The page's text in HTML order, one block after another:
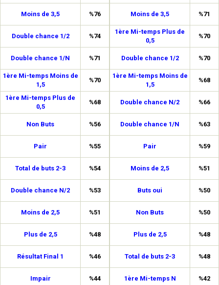
Moins de 3,5 %76
Double chance 1/2 %74
Double chance 1/N %71
1ère Mi-temps Moins de
1,5
%70
1ère Mi-temps Plus de
0,5
%68
Non Buts %56
Pair %55
Total de buts 2-3 %54
Double chance N/2 %53
Moins de 2,5 %51
Plus de 2,5 %48
Résultat Final 1 %46
Impair %44
Moins de 3,5 %71
1ère Mi-temps Plus de
0,5
%70
Double chance 1/2 %70
1ère Mi-temps Moins de
1,5
%68
Double chance N/2 %66
Double chance 1/N %63
Pair %59
Moins de 2,5 %51
Buts oui %50
Non Buts %50
Plus de 2,5 %48
Total de buts 2-3 %48
1ère Mi-temps N %42